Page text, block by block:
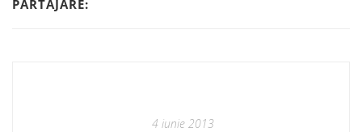
PARTAJARE:
4 iunie 2013